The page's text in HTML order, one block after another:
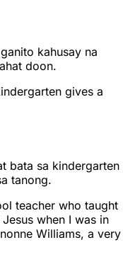
kahusay na
doon.
gives a
bata sa kindergarten
tanong.
teacher who taught
when I was in
Williams, a very